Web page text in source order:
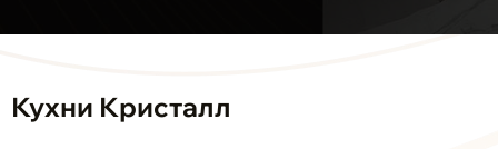
Кухни Кристалл